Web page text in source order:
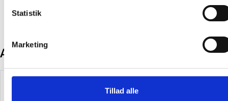
Statistik
Marketing
Tillad alle
Andre kunder købte også